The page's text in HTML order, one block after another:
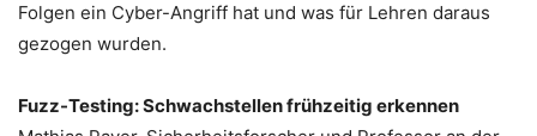
Folgen ein Cyber-Angriff hat und was für Lehren daraus
gezogen wurden.
Fuzz-Testing: Schwachstellen frühzeitig erkennen